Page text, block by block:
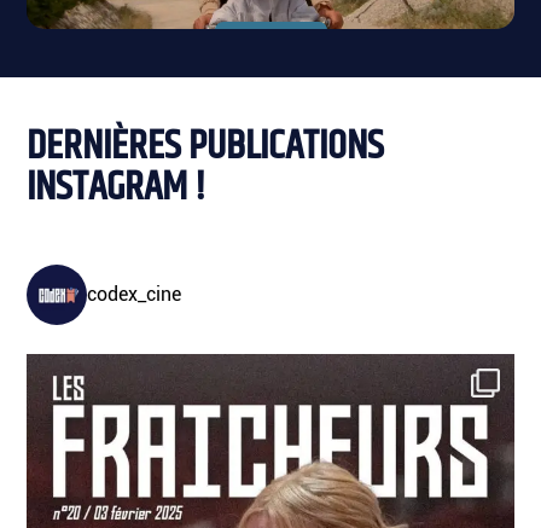
DERNIÈRES PUBLICATIONS
INSTAGRAM !
codex_cine